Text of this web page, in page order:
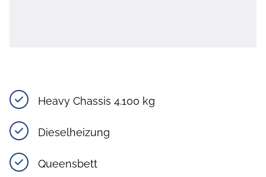
Heavy Chassis 4.100 kg
Dieselheizung
Queensbett